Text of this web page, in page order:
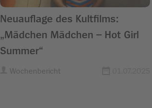
Neuauflage des Kultfilms:
„Mädchen Mädchen – Hot Girl
Summer“
Wochenbericht